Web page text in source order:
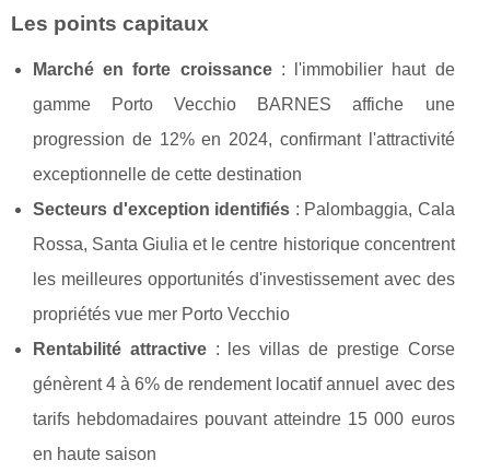
Les points capitaux
Marché en forte croissance: l'immobilier haut de
gamme Porto Vecchio BARNES affiche une
progression de 12% en 2024, confirmant l'attractivité
exceptionnelle de cette destination
Secteurs d'exception identifiés : Palombaggia, Cala
Rossa, Santa Giulia et le centre historique concentrent
les meilleures opportunités d'investissement avec des
propriétés vue mer Porto Vecchio
Rentabilité attractive: les villas de prestige Corse
génèrent 4 à 6% de rendement locatif annuel avec des
tarifs hebdomadaires pouvant atteindre 15 000 euros
en haute saison